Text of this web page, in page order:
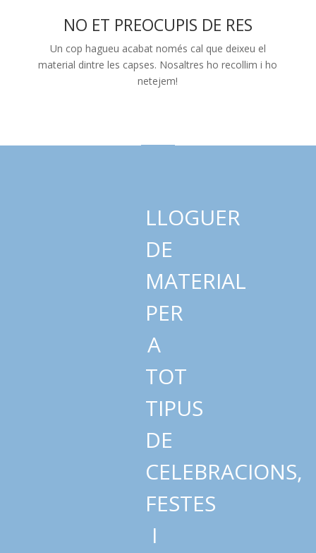
NO ET PREOCUPIS DE RES
Un cop hagueu acabat només cal que deixeu el
material dintre les capses. Nosaltres ho recollim i ho
netejem!
LLOGUER
DE
MATERIAL
PER
A
TOT
TIPUS
DE
CELEBRACIONS,
FESTES
I